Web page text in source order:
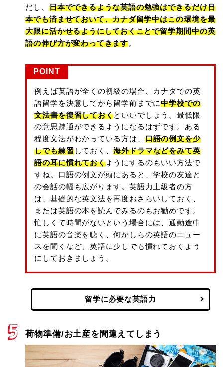
だし、 日本でできるような英語の勉強はできるだけ日
本でも済ませておいて、カナダ留学中はこの環境を最
大限に活かせるようにしておくことで留学期間中の英
語の伸び方が変わってきます。
POINT
例えば英語が全くの初級の場合、カナダでの英
語留学を決意してから留学前までに中学校での
文法書を復習しておくといいでしょう。最低限
の意思疎通ができるようになるはずです。ある
程度文法がわかっている方は、 口語の例文を少
しでも練習しておく、 海外ドラマなどをみて英
語の耳に慣れておくようにするのもいい方法で
すね。口語の例文が頭にあると、学校の友達と
の会話の幅も広がります。英語力上級者の方
は、基礎的な英文法を再度おさらいしておく、
または英語の本を読んでみるのもお勧めです。
忙しくて時間がないという場合には、通勤途中
に英語の音楽を聴く、何かしらの英語のニュー
スを聞くなど、英語に少しでも慣れておくよう
にしておきましょう。
留学に必要な英語力
荷物準備/お土産を間違えてしまう